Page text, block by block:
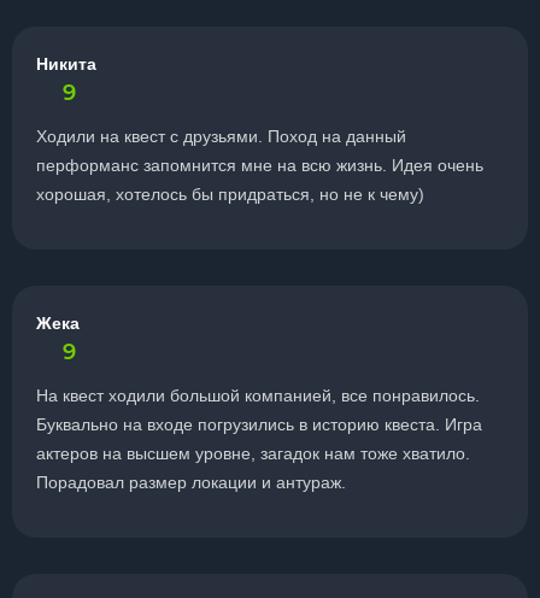
Никита
9
Ходили на квест с друзьями. Поход на данный
перформанс запомнится мне на всю жизнь. Идея очень
хорошая, хотелось бы придраться, но не к чему)
Жека
9
На квест ходили большой компанией, все понравилось.
Буквально на входе погрузились в историю квеста. Игра
актеров на высшем уровне, загадок нам тоже хватило.
Порадовал размер локации и антураж.